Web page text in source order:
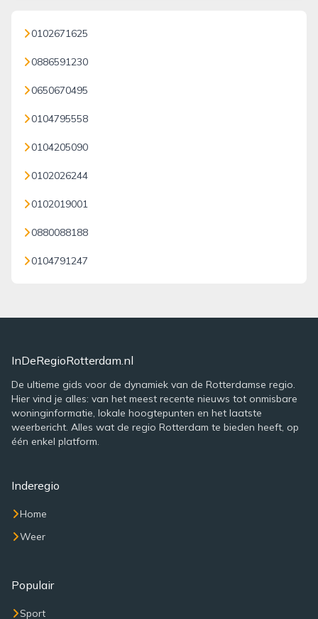
0102671625
0886591230
0650670495
0104795558
0104205090
0102026244
0102019001
0880088188
0104791247
InDeRegioRotterdam.nl
De ultieme gids voor de dynamiek van de Rotterdamse regio.
Hier vind je alles: van het meest recente nieuws tot onmisbare
woninginformatie, lokale hoogtepunten en het laatste
weerbericht. Alles wat de regio Rotterdam te bieden heeft, op
één enkel platform.
Inderegio
Home
Weer
Populair
Sport